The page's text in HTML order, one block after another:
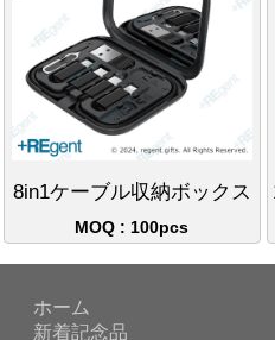
8in1ケーブル収納ボックス
MOQ : 100pcs
ホーム
新着記念品